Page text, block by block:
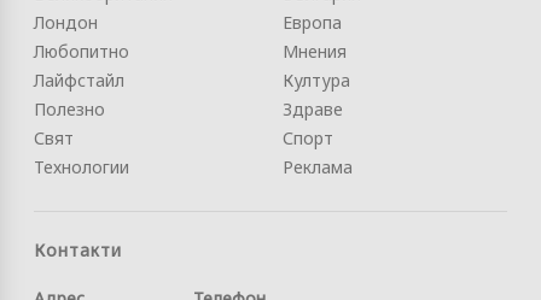
Лондон
Любопитно
Лайфстайл
Полезно
Свят
Технологии
Европа
Мнения
Култура
Здраве
Спорт
Реклама
Контакти